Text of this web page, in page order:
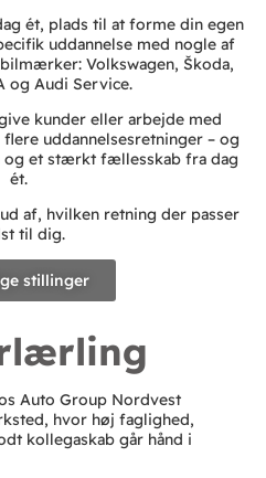
ét, plads til at forme din egen
uddannelse med nogle af
Volkswagen, Škoda,
og Audi Service.
kunder eller arbejde med
uddannelsesretninger – og
og et stærkt fællesskab fra dag
ét.
af, hvilken retning der passer
til dig.
stillinger
Auto Group Nordvest
hvor høj faglighed,
kollegaskab går hånd i